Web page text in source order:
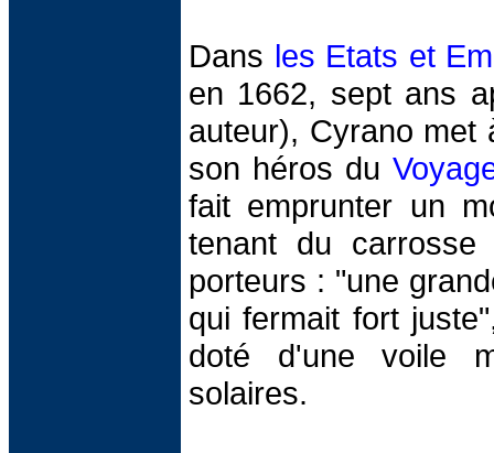
Dans les Etats et
en 1662, sept ans
auteur), Cyrano met
son héros du
fait emprunter un
tenant du
porteurs : "une
qui fermait fort
doté d'une voile
solaires.